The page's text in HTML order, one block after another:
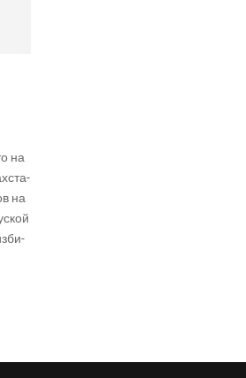
на
на